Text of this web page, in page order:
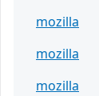
mozilla
mozilla
mozilla